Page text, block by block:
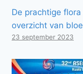
De prachtige
overzicht van
23 september 2023